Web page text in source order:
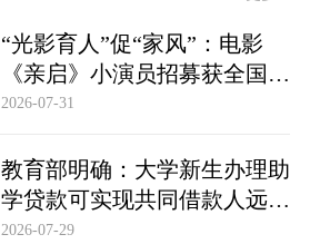
“光影育人”促“家风”：电影
《亲启》小演员招募获全国
500余家庭响应参与
2026-07-31
教育部明确：大学新生办理助
学贷款可实现共同借款人远程
办贷
2026-07-29